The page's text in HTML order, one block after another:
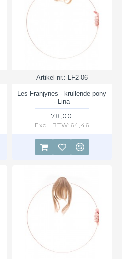
Artikel nr.: LF2-06
Les Franjynes - krullende pony
- Lina
78,00
Excl. BTW:64,46